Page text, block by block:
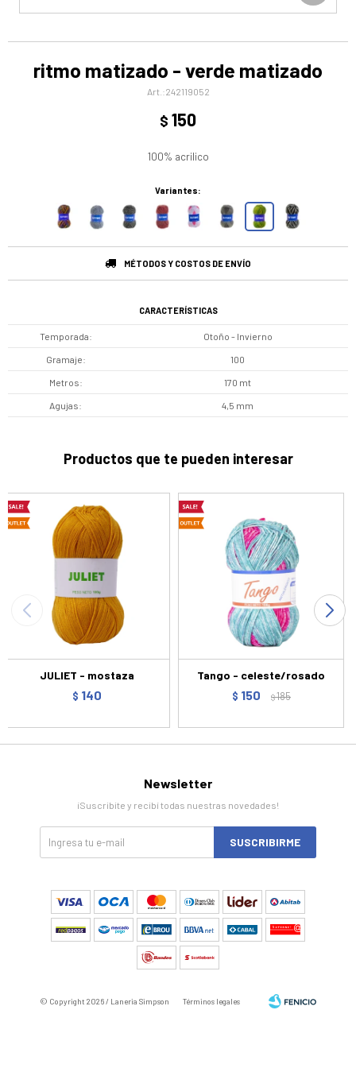
ritmo matizado - verde matizado
242119052
$ 150
100% acrilico
Variantes:
MÉTODOS Y COSTOS DE ENVÍO
CARACTERÍSTICAS
Temporada Otoño - Invierno
Gramaje 100
Metros 170 mt
Agujas 4,5 mm
Productos que te pueden interesar
JULIET - mostaza
$ 140
Tango - celeste/rosado
$ 150 $185
Newsletter
¡Suscribite y recibí todas nuestras novedades!
SUSCRIBIRME
© Copyright 2026 / Laneria Simpson Términos legales